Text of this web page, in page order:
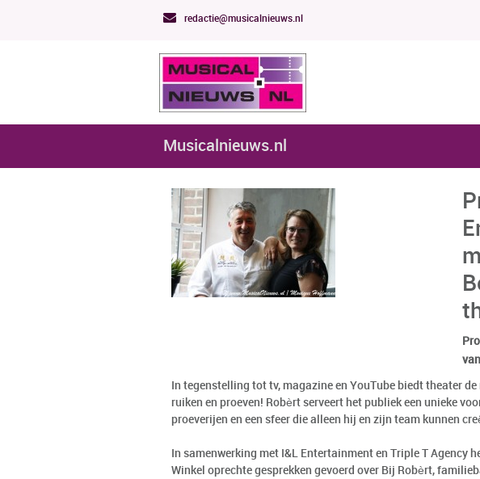
redactie@musicalnieuws.nl
Musicalnieuws.nl
In tegenstelling tot tv, magazine en YouTube biedt theater
ruiken en proeven! Robèrt serveert het publiek een unieke
proeverijen en een sfeer die alleen hij en zijn team kunnen
In samenwerking met I&L Entertainment en Triple T Agency
Winkel oprechte gesprekken gevoerd over Bij Robèrt,